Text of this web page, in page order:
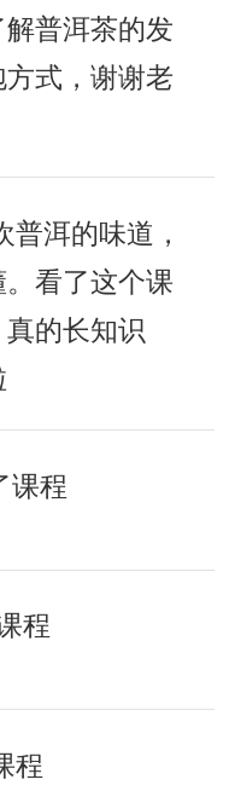
普洱茶的发
式，谢谢老
普洱的味道，
看了这个课
的长知识
课程
程
程